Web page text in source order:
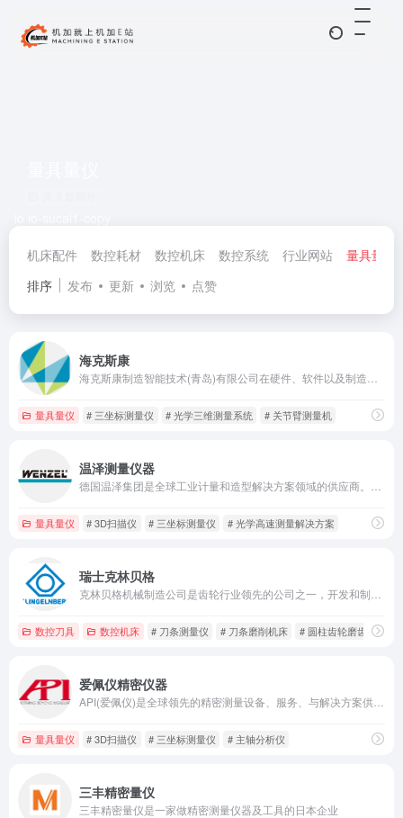
机床配件 数控耗材 数控机床 数控系统 行业网站
量具量仪
排序
发布 更新 浏览 点赞
海克斯康
量具量仪 # 三坐标测量仪 # 光学三维测量系统 # 关节臂测量机
温泽测量仪器
量具量仪 # 3D扫描仪 # 三坐标测量仪 # 光学高速测量解决方案
瑞士克林贝格
数控刀具 数控机床 # 刀条测量仪 # 刀条磨削机床 # 圆柱齿轮磨齿机
爱佩仪精密仪器
量具量仪 # 3D扫描仪 # 三坐标测量仪 # 主轴分析仪
三丰精密量仪
三丰精密量仪是一家做精密测量仪器及工具的日本企业